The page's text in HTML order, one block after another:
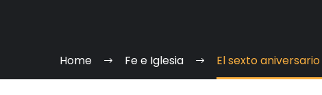
Home Fe e Iglesia El sexto